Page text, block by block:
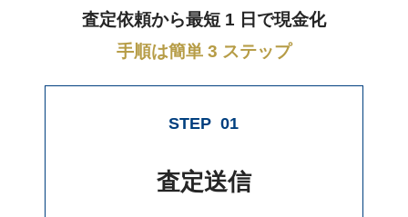
査定依頼から最短 1 日で現金化
手順は簡単 3 ステップ
STEP 01
査定送信